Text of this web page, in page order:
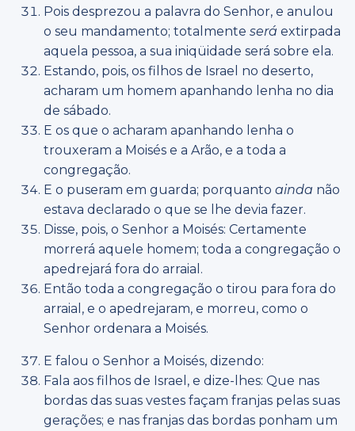
Pois desprezou a palavra do Senhor, e anulou
o seu mandamento; totalmente será extirpada
aquela pessoa, a sua iniqüidade será sobre ela.
Estando, pois, os filhos de Israel no deserto,
acharam um homem apanhando lenha no dia
de sábado.
E os que o acharam apanhando lenha o
trouxeram a Moisés e a Arão, e a toda a
congregação.
E o puseram em guarda; porquanto ainda não
estava declarado o que se lhe devia fazer.
Disse, pois, o Senhor a Moisés: Certamente
morrerá aquele homem; toda a congregação o
apedrejará fora do arraial.
Então toda a congregação o tirou para fora do
arraial, e o apedrejaram, e morreu, como o
Senhor ordenara a Moisés.
E falou o Senhor a Moisés, dizendo:
Fala aos filhos de Israel, e dize-lhes: Que nas
bordas das suas vestes façam franjas pelas suas
gerações; e nas franjas das bordas ponham um